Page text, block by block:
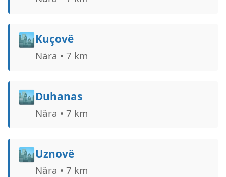
🏙️Kuçovë
Nära • 7 km
🏙️Duhanas
Nära • 7 km
🏙️Uznovë
Nära • 7 km